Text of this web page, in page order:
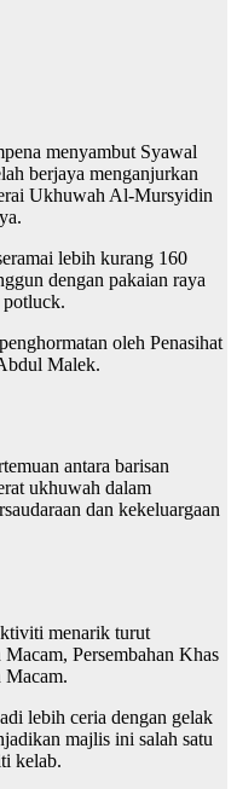
menyambut Syawal
berjaya menganjurkan
Ukhuwah Al-Mursyidin
lebih kurang 160
dengan pakaian raya
potluck.
oleh Penasihat
Malek.
antara barisan
ukhuwah dalam
dan kekeluargaan
menarik turut
Persembahan Khas
lebih ceria dengan gelak
majlis ini salah satu
kelab.